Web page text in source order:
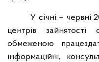
У січні – червні
центрів
обмеженою
інформаційні,